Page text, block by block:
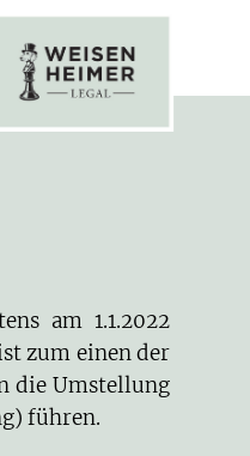
am 1.1.2022
zum einen der
die Umstellung
führen.